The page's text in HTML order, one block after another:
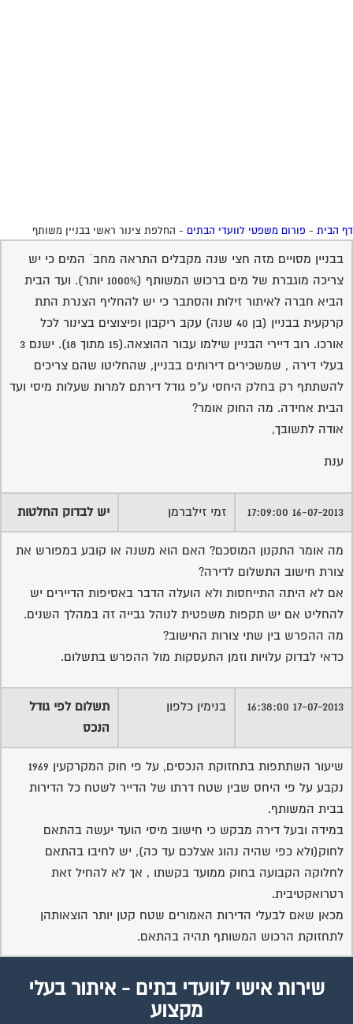
הבית- פורום משפטי לוועדי הבתים- החלפת צינור ראשי בבניין משותף
בבניין מסויים מזה חצי שנה מקבלים התראה מחב´ המים כי יש
צריכה מוגברת של מים ברכוש המשותף (1000% יותר). ועד הבית
הביא חברה לאיתור זילות והסתבר כי יש להחליף הצנרת התת
קרקעית בבניין (בן 40 שנה) עקב ריקבון ופיצוצים בצינור לכל
אורכו. רוב דיירי הבניין שילמו עבור ההוצאה.(15 מתוך 18). ישנם 3
בעלי דירה , שמשכירים דירותים בבניין, שהחליטו שהם צריכים
להשתתף רק בחלק היחסי ע"פ גודל דירתם למרות שעלות מיסי ועד
הבית אחידה. מה החוק אומר?
אודה לתשובך,
ענת
16-07-2013 17:09:00 זמי זילברמן יש לבדוק החלטות
מה אומר התקנון המוסכם? האם הוא משנה או קובע במפורש את
צורת חישוב התשלום לדירה?
אם לא היתה התייחסות ולא הועלה הדבר באסיפות הדיירים יש
להחליט אם יש תקפות משפטית לנוהל גבייה זה במהלך השנים.
מה ההפרש בין שתי צורות החישוב?
כדאי לבדוק עלויות וזמן התעסקות מול ההפרש בתשלום.
17-07-2013 16:38:00 בנימין כלפון
תשלום לפי גודל
הנכס
שיעור השתתפות בתחזוקת הנכסים, על פי חוק המקרקעין 1969
נקבע על פי היחס שבין שטח דרתו של הדייר לשטח כל הדירות
בבית המשותף.
במידה ובעל דירה מבקש כי חישוב מיסי הועד יעשה בהתאם
לחוק(ולא כפי שהיה נהוג אצלכם עד כה), יש לחיבו בהתאם
לחלוקה הקבועה בחוק ממועד בקשתו , אך לא להחיל זאת
רטרואקטיבית.
מכאן שאם לבעלי הדירות האמורים שטח קטן יותר הוצאותהן
לתחזוקת הרכוש המשותף תהיה בהתאם.
שירות אישי לוועדי בתים - איתור בעלי
מקצוע